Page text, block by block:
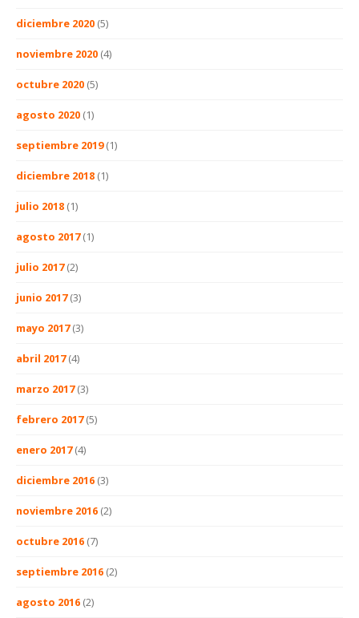
diciembre 2020 (5)
noviembre 2020 (4)
octubre 2020 (5)
agosto 2020 (1)
septiembre 2019(1)
diciembre 2018 (1)
julio 2018 (1)
agosto 2017(1)
julio 2017(2)
junio 2017(3)
mayo 2017(3)
abril 2017(4)
marzo 2017(3)
febrero 2017(5)
enero 2017(4)
diciembre 2016 (3)
noviembre 2016 (2)
octubre 2016 (7)
septiembre 2016 (2)
agosto 2016 (2)